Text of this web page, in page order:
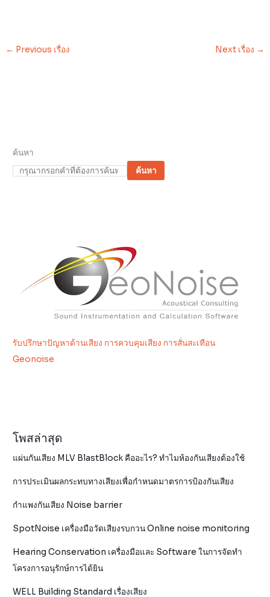
← Previous เรื่อง Next เรื่อง →
ค้นหา
ค้นหา
รับปรึกษาปัญหาด้านเสียง การควบคุมเสียง การสั่นสะเทือน
Geonoise
โพสล่าสุด
แผ่นกันเสียง MLV BlastBlock คืออะไร? ทำไมห้องกันเสียงต้องใช้
การประเมินผลกระทบทางเสียงเพื่อกำหนดมาตรการป้องกันเสียง
กำแพงกันเสียง Noise barrier
SpotNoise เครื่องมือวัดเสียงรบกวน Online noise monitoring
Hearing Conservation เครื่องมือและ Software ในการจัดทำ
โครงการอนุรักษ์การได้ยิน
WELL Building Standard เรื่องเสียง